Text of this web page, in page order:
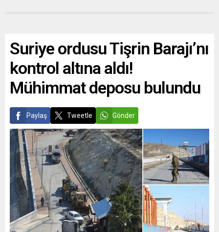
Suriye ordusu Tişrin Barajı’nı
kontrol altına aldı!
Mühimmat deposu bulundu
Paylaş Tweetle Gönder